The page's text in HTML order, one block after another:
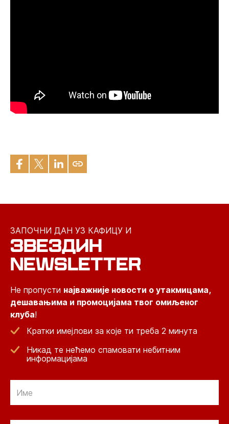
ЗАПОЧНИ ДАН УЗ КАФИЦУ И
ЗВЕЗДИН
NEWSLETTER
Не пропусти најважније новости о утакмицама,
дешавањима и промоцијама твог омиљеног
клуба!
Кратки имејлови за које ти треба 2 минута
Никад те нећемо спамовати небитним
информацијама